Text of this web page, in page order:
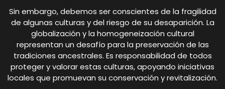
Sin embargo, debemos ser conscientes de la fragilidad
de algunas culturas y del riesgo de su desaparición. La
globalización y la homogeneización cultural
representan un desafío para la preservación de las
tradiciones ancestrales. Es responsabilidad de todos
proteger y valorar estas culturas, apoyando iniciativas
locales que promuevan su conservación y revitalización.